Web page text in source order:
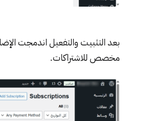
بعد التثبيت والتفعيل اندمجت
مخصص للاشتراكات.